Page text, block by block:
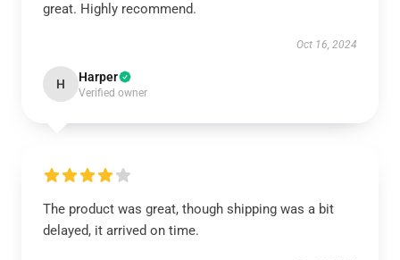
great. Highly recommend.
Oct 16, 2024
H Harper
Verified owner
The product was great, though shipping was a bit
delayed, it arrived on time.